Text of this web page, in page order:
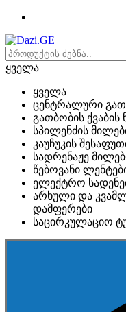
ყველა
ყველა
ცენტრალური
გათბობის ქვაბის
სპილენძის
კაუჩუკის
სადრენაჟე
წებოვანი
ელექტრო
არხული და
დამფერები
საცირკულაციო